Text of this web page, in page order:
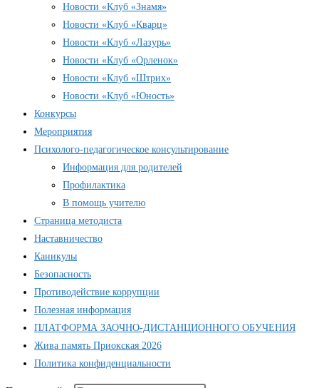
Новости «Клуб «Знамя»
Новости «Клуб «Кварц»
Новости «Клуб «Лазурь»
Новости «Клуб «Орленок»
Новости «Клуб «Штрих»
Новости «Клуб «Юность»
Конкурсы
Мероприятия
Психолого-педагогическое консультирование
Информация для родителей
Профилактика
В помощь учителю
Страница методиста
Наставничество
Каникулы
Безопасность
Противодействие коррупции
Полезная информация
ПЛАТФОРМА ЗАОЧНО-ДИСТАНЦИОННОГО ОБУЧЕНИЯ
Жива память Приокская 2026
Политика конфиденциальности